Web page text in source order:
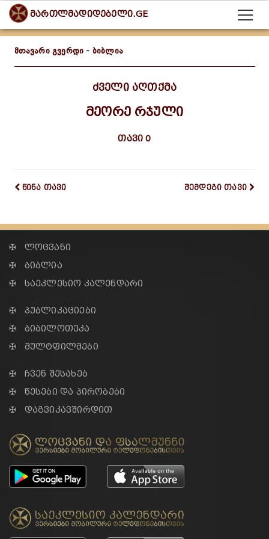
მართლმადიდებელი.GE
მთავარი გვერდი - ბიბლია
ძველი აღთქმა
მეორე რჯული
თავი 0
წინა თავი შემდეგი თავი
✠ ლოცვანი
✠ ბიბლია
✠ საეკლესიო კალენდარი
✠ პუბლიკაციები
✠ ბიბილოთეკა
✠ მულტფილმები
✠ ჩვენ შესახებ
✠ წესები და პირობები
✠ დაგვიკავშირდით